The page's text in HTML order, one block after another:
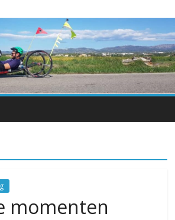
momenten